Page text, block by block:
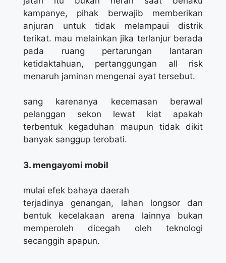
kampanye, pihak berwajib memberikan
anjuran untuk tidak melampaui distrik
terikat. mau melainkan jika terlanjur berada
pada ruang pertarungan lantaran
ketidaktahuan, pertanggungan all risk
menaruh jaminan mengenai ayat tersebut.
sang karenanya kecemasan berawal
pelanggan sekon lewat kiat apakah
terbentuk kegaduhan maupun tidak dikit
banyak sanggup terobati.
3. mengayomi mobil
mulai efek bahaya daerah
terjadinya genangan, lahan longsor dan
bentuk kecelakaan arena lainnya bukan
memperoleh dicegah oleh teknologi
secanggih apapun.